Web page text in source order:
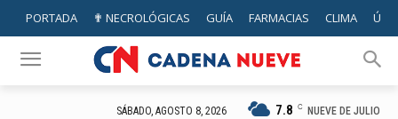
PORTADA ✟ NECROLÓGICAS GUÍA FARMACIAS CLIMA
SÁBADO, AGOSTO 8, 2026 7.8 C NUEVE DE JULIO